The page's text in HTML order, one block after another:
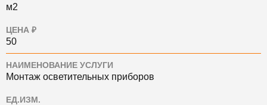
м2
ЦЕНА ₽
50
НАИМЕНОВАНИЕ УСЛУГИ
Монтаж осветительных приборов
ЕД.ИЗМ.